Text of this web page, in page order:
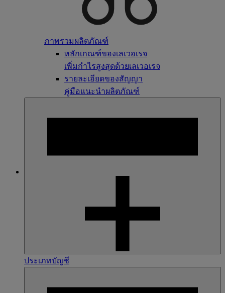
ภาพรวมผลิตภัณฑ์
หลักเกณฑ์ของเลเวอเรจ
เพิ่มกำไรสูงสุดด้วยเลเวอเรจ
รายละเอียดของสัญญา
คู่มือแนะนำผลิตภัณฑ์
ประเภทบัญชี